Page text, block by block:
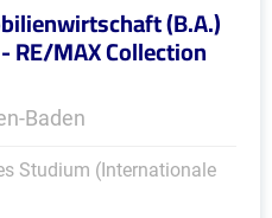
(B.A.)
RE/MAX Collection
Baden
Studium (Internationale